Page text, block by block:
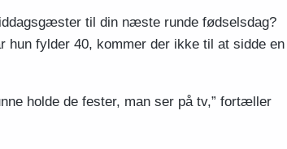
til din næste runde fødselsdag?
hun fylder 40, kommer der ikke til at sidde en
holde de fester, man ser på tv,” fortæller